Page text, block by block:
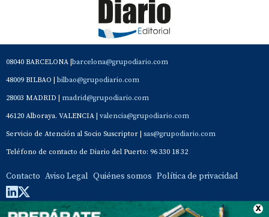
08040 BARCELONA | barcelona@grupodiario.com
48009 BILBAO | bilbao@grupodiario.com
28003 MADRID | madrid@grupodiario.com
46120 Alboraya. VALENCIA | valencia@grupodiario.com
Servicio de Atención al Socio Suscriptor | sas@grupodiario.com
Teléfono de contacto de Diario del Puerto: 96 330 18 32
Contacto Aviso Legal Quiénes somos Política de privacidad